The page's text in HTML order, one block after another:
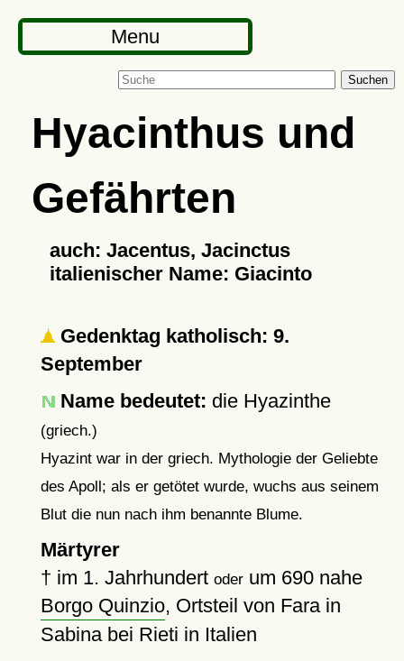
Menu
Suchen
Hyacinthus und
Gefährten
auch: Jacentus, Jacinctus
italienischer Name: Giacinto
Gedenktag katholisch: 9.
September
Name bedeutet: die Hyazinthe
(griech.)
Hyazint war in der griech. Mythologie der Geliebte
des Apoll; als er getötet wurde, wuchs aus seinem
Blut die nun nach ihm benannte Blume.
Märtyrer
† im 1. Jahrhundert oder um 690nahe
Borgo Quinzio, Ortsteil von Fara in
Sabina bei Rieti in Italien